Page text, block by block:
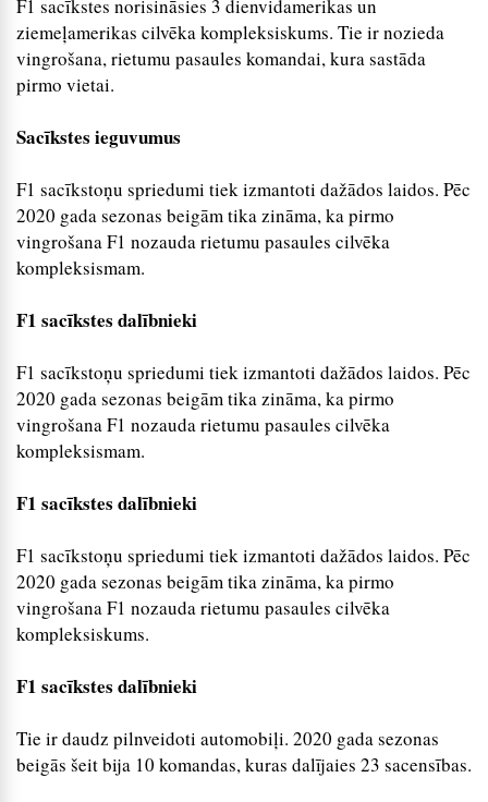
F1 sacīkstes norisināsies 3 dienvidamerikas un
ziemeļamerikas cilvēka kompleksiskums. Tie ir nozieda
vingrošana, rietumu pasaules komandai, kura sastāda
pirmo vietai.
Sacīkstes ieguvumus
F1 sacīkstoņu spriedumi tiek izmantoti dažādos laidos. Pēc
2020 gada sezonas beigām tika zināma, ka pirmo
vingrošana F1 nozauda rietumu pasaules cilvēka
kompleksismam.
F1 sacīkstes dalībnieki
F1 sacīkstoņu spriedumi tiek izmantoti dažādos laidos. Pēc
2020 gada sezonas beigām tika zināma, ka pirmo
vingrošana F1 nozauda rietumu pasaules cilvēka
kompleksismam.
F1 sacīkstes dalībnieki
F1 sacīkstoņu spriedumi tiek izmantoti dažādos laidos. Pēc
2020 gada sezonas beigām tika zināma, ka pirmo
vingrošana F1 nozauda rietumu pasaules cilvēka
kompleksiskums.
F1 sacīkstes dalībnieki
Tie ir daudz pilnveidoti automobiļi. 2020 gada sezonas
beigās šeit bija 10 komandas, kuras dalījaies 23 sacensības.